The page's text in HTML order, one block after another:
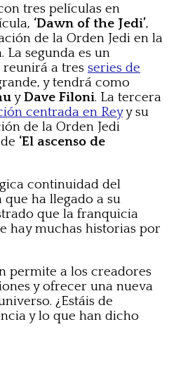
tres películas en
‘Dawn of the Jedi’,
de la Orden Jedi en la
segunda es un
a tres series de
y tendrá como
yDave Filoni. La tercera
centrada en Reyy su
de la Orden Jedi
‘El ascenso de
continuidad del
ha llegado a su
que la franquicia
hay muchas historias por
permite a los creadores
y ofrecer una nueva
¿Estáis de
y lo que han dicho